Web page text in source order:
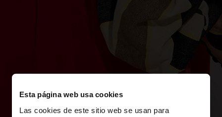
Esta página web usa cookies
Las cookies de este sitio web se usan para